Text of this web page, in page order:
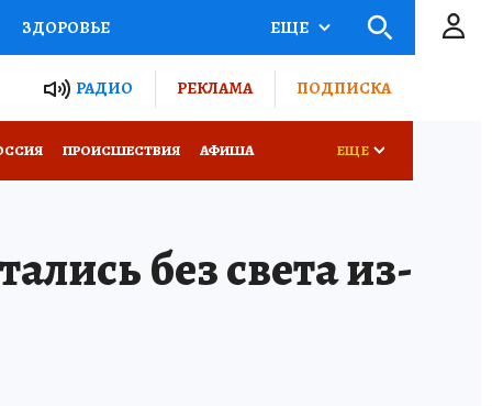
ЗДОРОВЬЕ
РОССИИ
ВСЕ О КП
ЕЩЕ
РАДИО РЕКЛАМА ПОДПИСКА
ПРОИСШЕСТВИЯ АФИША ЕЩЕ
без света из-